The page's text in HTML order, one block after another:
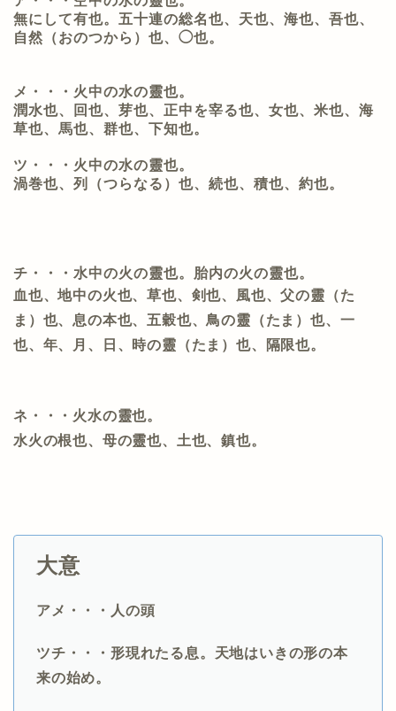
無にして有也。 五十連の総名也、天也、海也、吾也、
自然（おのつから）也、◯也。
メ・・・火中の水の靈也。
潤水也、回也、芽也、正中を宰る也、女也、米也、海
草也、馬也、群也、下知也。
ツ・・・火中の水の靈也。
渦巻也、列（つらなる）也、続也、積也、約也。
チ・・・水中の火の靈也。胎内の火の靈也。
血也、地中の火也、草也、剣也、風也、父の靈（た
ま）也、息の本也、五穀也、鳥の靈（たま）也、一
也、年、月、日、時の靈（たま）也、隔限也。
ネ・・・火水の靈也。
水火の根也、母の靈也、土也、鎮也。
大意
アメ・・・人の頭
ツチ・・・形現れたる息。天地はいきの形の本
来の始め。